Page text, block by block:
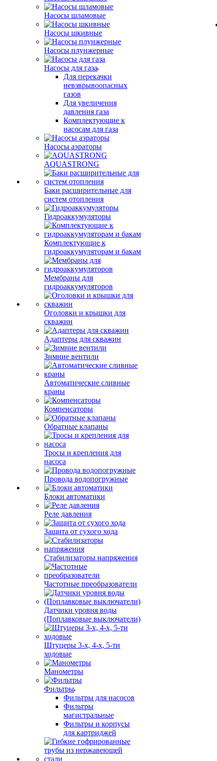
Насосы шламовые
Насосы шкивные
Насосы плунжерные
Насосы для газа
Для перекачки
невзврывоопасных
газов
Для увеличения
давления газа
Комплектующие к
насосам для газа
Насосы аэраторы
AQUASTRONG
Баки расширительные для
систем отопления
Гидроаккумуляторы
Комплектующие к
гидроаккумуляторам и бакам
Мембраны для
гидроаккумуляторов
Оголовки и крышки для
скважин
Адаптеры для скважин
Зимние вентили
Автоматические сливные
краны
Компенсаторы
Обратные клапаны
Тросы и крепления для
насоса
Провода водопогружные
Блоки автоматики
Реле давления
Защита от сухого хода
Стабилизаторы напряжения
Частотные преобразователи
Датчики уровня воды
(Поплавковые выключатели)
Штуцеры 3-х, 4-х, 5-ти
ходовые
Манометры
Фильтры
Фильтры для насосов
Фильтры
магистральные
Фильтры и корпусы
для картриджей